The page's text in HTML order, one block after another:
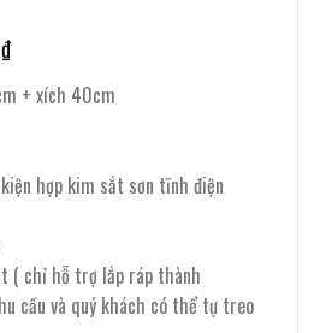
₫Giá
hiện
tại
4.835.000 ₫.
+ xích 40cm
hợp kim sắt sơn tĩnh điện
( chỉ hỗ trợ lắp ráp thành
cầu và quý khách có thể tự treo